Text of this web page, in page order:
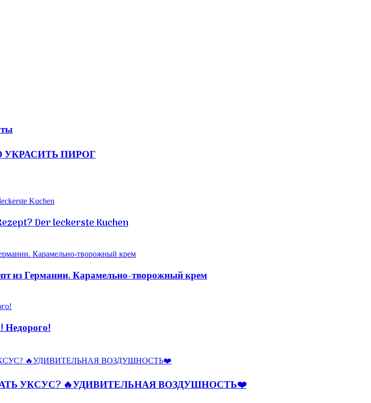
ПИРОГ
Der leckerste Kuchen
Германии. Карамельно-творожный крем
Недорого!
УКСУС? 🔥УДИВИТЕЛЬНАЯ ВОЗДУШНОСТЬ❤️